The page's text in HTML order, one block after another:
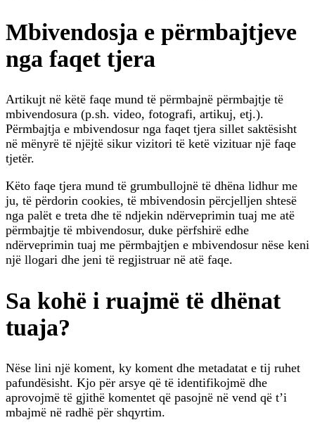
Mbivendosja e përmbajtjeve
nga faqet tjera
Artikujt në këtë faqe mund të përmbajnë përmbajtje të
mbivendosura (p.sh. video, fotografi, artikuj, etj.).
Përmbajtja e mbivendosur nga faqet tjera sillet saktësisht
në mënyrë të njëjtë sikur vizitori të ketë vizituar një faqe
tjetër.
Këto faqe tjera mund të grumbullojnë të dhëna lidhur me
ju, të përdorin cookies, të mbivendosin përcjelljen shtesë
nga palët e treta dhe të ndjekin ndërveprimin tuaj me atë
përmbajtje të mbivendosur, duke përfshirë edhe
ndërveprimin tuaj me përmbajtjen e mbivendosur nëse keni
një llogari dhe jeni të regjistruar në atë faqe.
Sa kohë i ruajmë të dhënat
tuaja?
Nëse lini një koment, ky koment dhe metadatat e tij ruhet
pafundësisht. Kjo për arsye që të identifikojmë dhe
aprovojmë të gjithë komentet që pasojnë në vend që t’i
mbajmë në radhë për shqyrtim.